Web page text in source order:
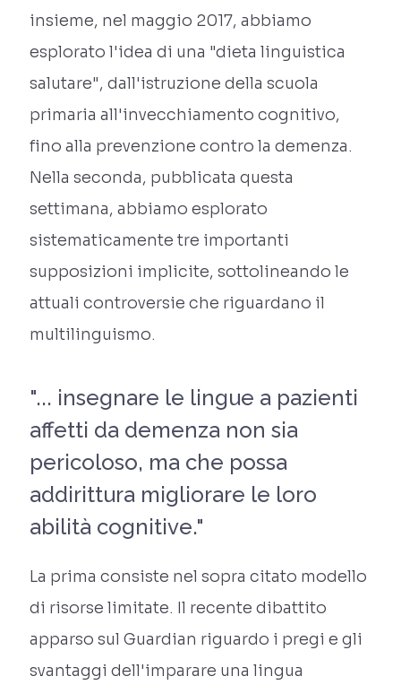
insieme, nel maggio 2017, abbiamo
esplorato l'idea di una "dieta linguistica
salutare", dall'istruzione della scuola
primaria all'invecchiamento cognitivo,
fino alla prevenzione contro la demenza.
Nella seconda, pubblicata questa
settimana, abbiamo esplorato
sistematicamente tre importanti
supposizioni implicite, sottolineando le
attuali controversie che riguardano il
multilinguismo.
"... insegnare le lingue a pazienti
affetti da demenza non sia
pericoloso, ma che possa
addirittura migliorare le loro
abilità cognitive."
La prima consiste nel sopra citato modello
di risorse limitate. Il recente dibattito
apparso sul Guardian riguardo i pregi e gli
svantaggi dell'imparare una lingua